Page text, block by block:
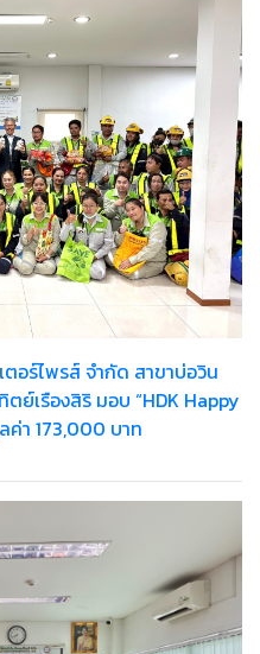
ย์เรืองสิริ มอบ “HDK Happy
ลค่า 173,000 บาท